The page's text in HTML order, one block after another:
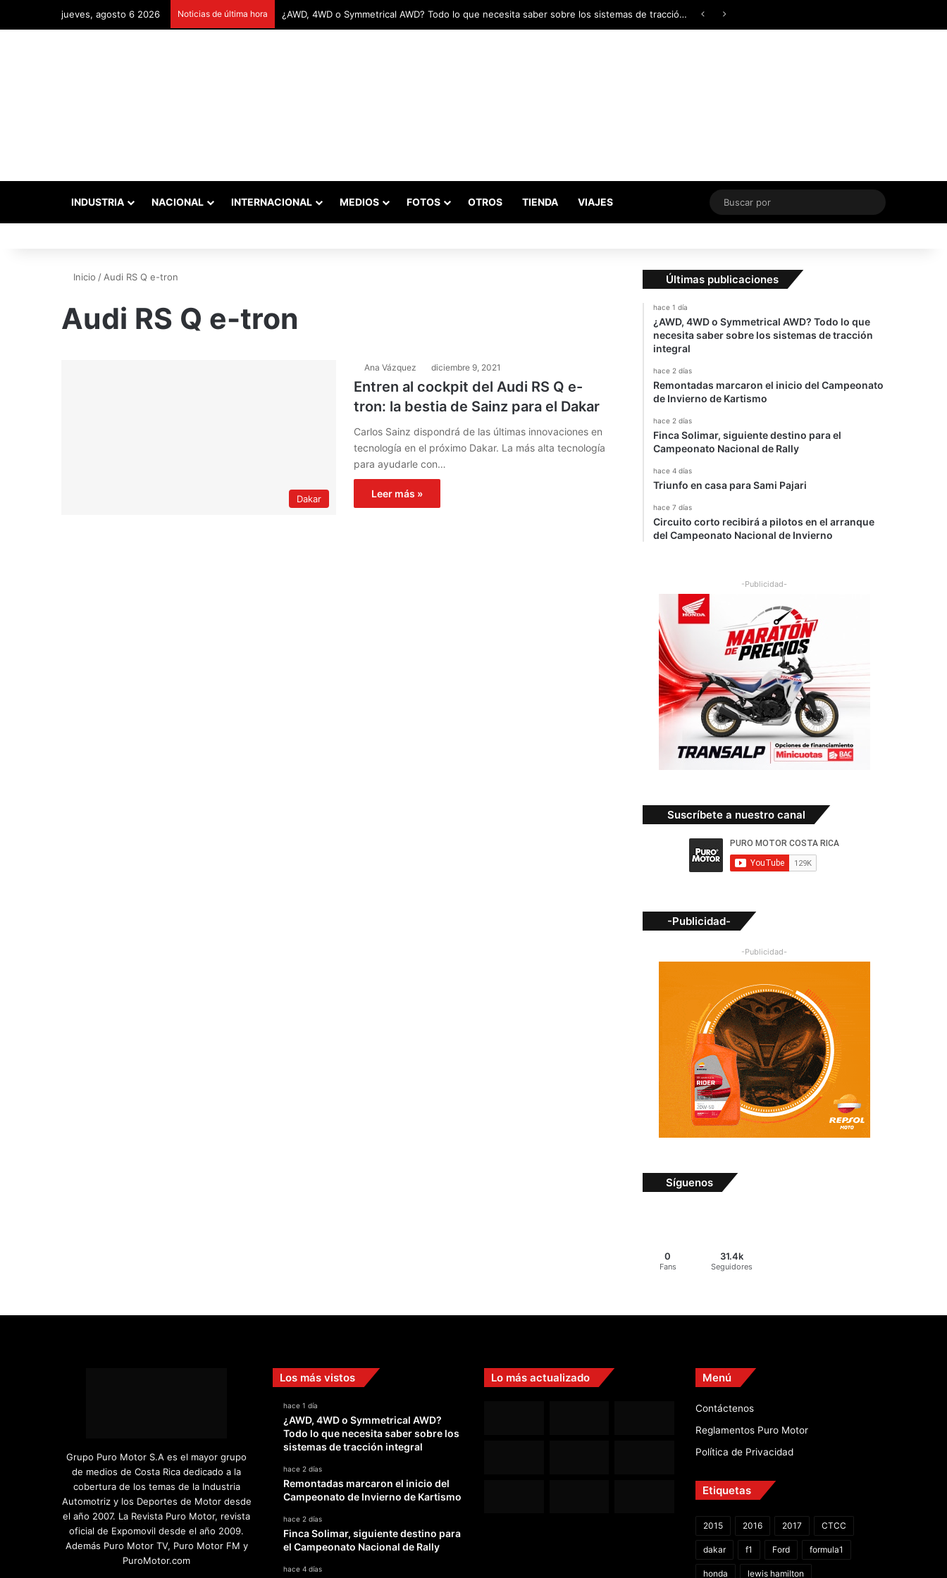
jueves, agosto 6 2026 Noticias de última hora ¿AWD, 4WD o Symmetrical AWD? Todo lo que necesita saber sobre los sistemas de tracción integral
INDUSTRIA NACIONAL INTERNACIONAL MEDIOS FOTOS OTROS TIENDA VIAJES
Buscar
por
Inicio / Audi RS Q e-tron
Audi RS Q e-tron
Dakar
Ana Vázquez diciembre 9, 2021
Entren al cockpit del Audi RS Q e-
tron: la bestia de Sainz para el Dakar
Carlos Sainz dispondrá de las últimas innovaciones en
tecnología en el próximo Dakar. La más alta tecnología
para ayudarle con…
Leer más »
Últimas publicaciones
hace 1 día
¿AWD, 4WD o Symmetrical AWD? Todo lo que
necesita saber sobre los sistemas de tracción
integral
hace 2 días
Remontadas marcaron el inicio del Campeonato
de Invierno de Kartismo
hace 2 días
Finca Solimar, siguiente destino para el
Campeonato Nacional de Rally
hace 4 días
Triunfo en casa para Sami Pajari
hace 7 días
Circuito corto recibirá a pilotos en el arranque
del Campeonato Nacional de Invierno
-Publicidad-
Suscríbete a nuestro canal
-Publicidad-
-Publicidad-
Síguenos
0
Fans
31.4k
Seguidores
Grupo Puro Motor S.A es el mayor grupo
de medios de Costa Rica dedicado a la
cobertura de los temas de la Industria
Automotriz y los Deportes de Motor desde
el año 2007. La Revista Puro Motor, revista
oficial de Expomovil desde el año 2009.
Además Puro Motor TV, Puro Motor FM y
PuroMotor.com
Los más vistos
hace 1 día
¿AWD, 4WD o Symmetrical AWD?
Todo lo que necesita saber sobre los
sistemas de tracción integral
hace 2 días
Remontadas marcaron el inicio del
Campeonato de Invierno de Kartismo
hace 2 días
Finca Solimar, siguiente destino para
el Campeonato Nacional de Rally
hace 4 días
Lo más actualizado Menú
Contáctenos
Reglamentos Puro Motor
Política de Privacidad
Etiquetas
2015 2016 2017 CTCC
dakar f1 Ford formula1
honda lewis hamilton